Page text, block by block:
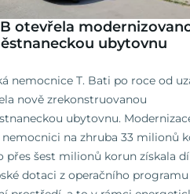
otevřela
ubytovnu
nemocnice T. Bati po roce od
nově zrekonstruovanou
ubytovnu.
nemocnici na zhruba 33 milionů
přes šest milionů korun získala
dotaci z operačního programu